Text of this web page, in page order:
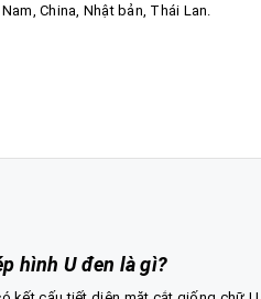
China, Nhật bản, Thái Lan.
hình U đen là gì?